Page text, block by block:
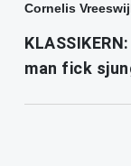
Cornelis
man fick